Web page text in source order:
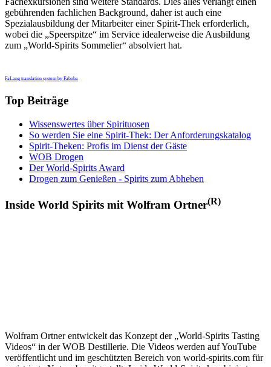
gebührenden fachlichen Background, daher ist auch eine
Spezialausbildung der Mitarbeiter einer Spirit-Thek erforderlich,
wobei die „Speerspitze“ im Service idealerweise die Ausbildung
zum „World-Spirits Sommelier“ absolviert hat.
FaLang translation system by Faboba
Top Beiträge
Wissenswertes über Spirituosen
So werden Sie eine Spirit-Thek: Der Anforderungskatalog
Spirit-Theken: Profis im Dienst der Gäste
WOB Drogen
Der World-Spirits Award
Drogen zum Genießen - Spirits zum Abheben
Inside World Spirits mit Wolfram Ortner(R)
Wolfram Ortner entwickelt das Konzept der „World-Spirits Tasting
Videos“ in der WOB Destillerie. Die Videos werden auf YouTube
veröffentlicht und im geschützten Bereich von world-spirits.com für